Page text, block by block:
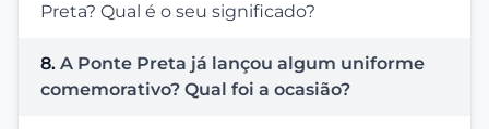
Preta? Qual é o seu significado?
8. A Ponte Preta já lançou algum uniforme
comemorativo? Qual foi a ocasião?